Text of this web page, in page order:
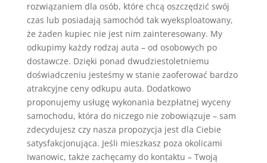
rozwiązaniem dla osób, które chcą oszczędzić swój
czas lub posiadają samochód tak wyeksploatowany,
że żaden kupiec nie jest nim zainteresowany. My
odkupimy każdy rodzaj auta – od osobowych po
dostawcze. Dzięki ponad dwudziestoletniemu
doświadczeniu jesteśmy w stanie zaoferować bardzo
atrakcyjne ceny odkupu auta. Dodatkowo
proponujemy usługę wykonania bezpłatnej wyceny
samochodu, która do niczego nie zobowiązuje – sam
zdecydujesz czy nasza propozycja jest dla Ciebie
satysfakcjonująca. Jeśli mieszkasz poza okolicami
Iwanowic, także zachęcamy do kontaktu – Twoją